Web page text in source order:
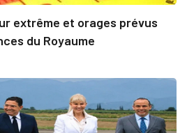
extrême et orages prévus
du Royaume